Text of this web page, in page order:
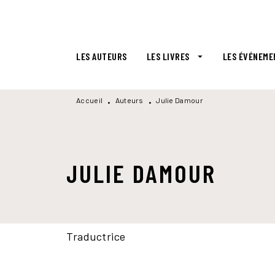
LES AUTEURS LES LIVRES arrow_drop_down LES
Accueil • Auteurs • Julie Damour
JULIE DAMOUR
Traductrice